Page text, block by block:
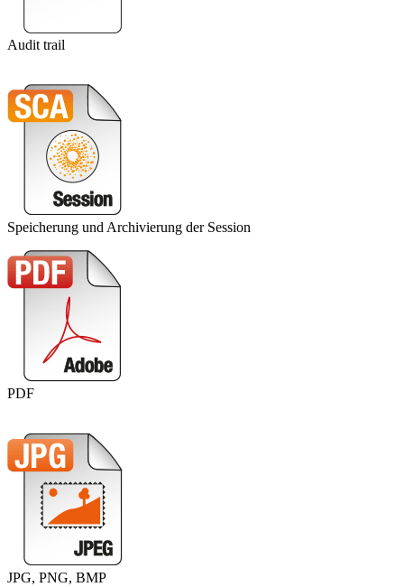
Audit trail
Speicherung und Archivierung der Session
PDF
JPG, PNG, BMP